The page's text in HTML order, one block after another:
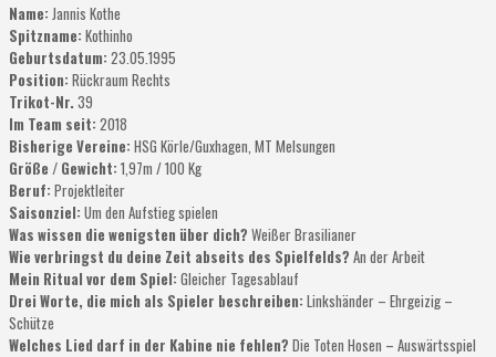
Name: Jannis Kothe
Spitzname: Kothinho
Geburtsdatum: 23.05.1995
Position: Rückraum Rechts
Trikot-Nr. 39
Im Team seit: 2018
Bisherige Vereine: HSG Körle/Guxhagen, MT Melsungen
Größe / Gewicht: 1,97m / 100 Kg
Beruf: Projektleiter
Saisonziel: Um den Aufstieg spielen
Was wissen die wenigsten über dich? Weißer Brasilianer
Wie verbringst du deine Zeit abseits des Spielfelds? An der Arbeit
Mein Ritual vor dem Spiel: Gleicher Tagesablauf
Drei Worte, die mich als Spieler beschreiben: Linkshänder – Ehrgeizig –
Schütze
Welches Lied darf in der Kabine nie fehlen? Die Toten Hosen – Auswärtsspiel